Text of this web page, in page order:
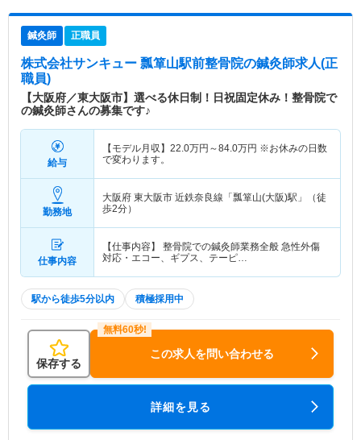
鍼灸師 正職員
株式会社サンキュー 瓢箪山駅前整骨院の鍼灸師求人(正
職員)
【大阪府／東大阪市】選べる休日制！日祝固定休み！整骨院で
の鍼灸師さんの募集です♪
給与
【モデル月収】 22.0万円～84.0万円 ※お休みの日数
で変わります。
勤務地
大阪府 東大阪市 近鉄奈良線「瓢箪山(大阪)駅」（徒
歩2分）
仕事内容
【仕事内容】 整骨院での鍼灸師業務全般 急性外傷
対応・エコー、ギプス、テーピ…
駅から徒歩5分以内 積極採用中
保存する
この求人を問い合わせる
詳細を見る